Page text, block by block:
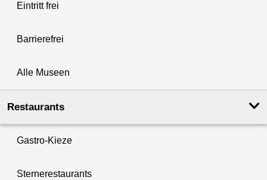
Eintritt frei
Barrierefrei
Alle Museen
Restaurants
Gastro-Kieze
Sternerestaurants